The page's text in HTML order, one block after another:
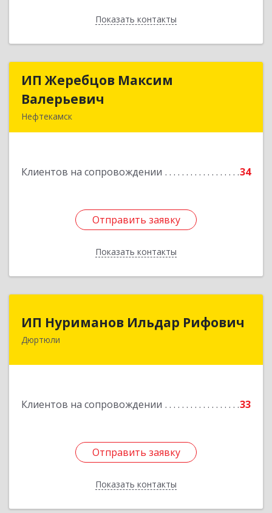
Показать контакты
Назад
ИП Жеребцов Максим
Валерьевич
Нефтекамск
Клиентов на сопровождении 34
Отправить заявку
Показать контакты
ИП Жеребцов Максим
Подробнее
Отправить заявку
Назад
ИП Нуриманов Ильдар Рифович
Дюртюли
Клиентов на сопровождении 33
Отправить заявку
Показать контакты
ИП Нуриманов Ильдар Рифович
452320, Башкортостан Респ, Дюртюли г,
Отправить заявку
Назад